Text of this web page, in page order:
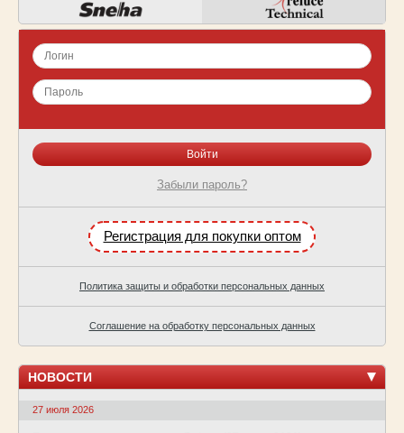
Забыли пароль?
Регистрация для покупки оптом
Политика защиты и обработки персональных данных
Соглашение на обработку персональных данных
НОВОСТИ
27 июля 2026